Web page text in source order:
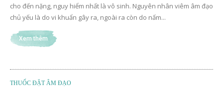
cho đến nặng, nguy hiểm nhất là vô sinh. Nguyên nhân viêm âm đạo
chủ yếu là do vi khuẩn gây ra, ngoài ra còn do nấm...
Xem thêm
THUỐC ĐẶT ÂM ĐẠO